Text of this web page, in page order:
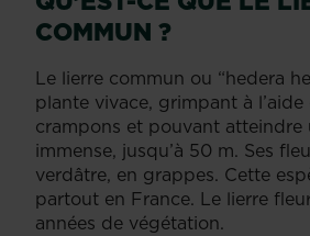
COMMUN ?
Le lierre commun ou “hedera
plante vivace, grimpant à l’aide
crampons et pouvant atteindre
immense, jusqu’à 50 m. Ses
verdâtre, en grappes. Cette
partout en France. Le lierre
années de végétation.